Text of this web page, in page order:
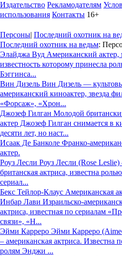
Издательство Рекламодателям
использования Контакты 16+
Персоны| Последний охотник на
Последний охотник на ведьм:
Элайджа Вуд Американский
известность которому принесла
Бэггинса...
Вин Дизель Вин Дизель —
американский киноактер, звезда
«Форсаж», «Хрон...
Джозеф Гилган Молодой
актер Джозеф Гилган снимается в
десяти лет, но наст...
Исаак Де Банколе Франко-
актер.
Роуз Лесли Роуз Лесли (Rose Leslie)
британская актриса, известна
сериал...
Бекс Тейлор-Клаус Американская
Инбар Лави Израильско-
актриса, известная по сериалам
связи», «Н...
Эйми Карреро Эйми Карреро
– американская актриса. Известна
ролям Энджи ...